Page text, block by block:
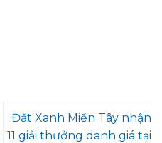
Đất Xanh Miền Tây nhận
11 giải thưởng danh giá tại